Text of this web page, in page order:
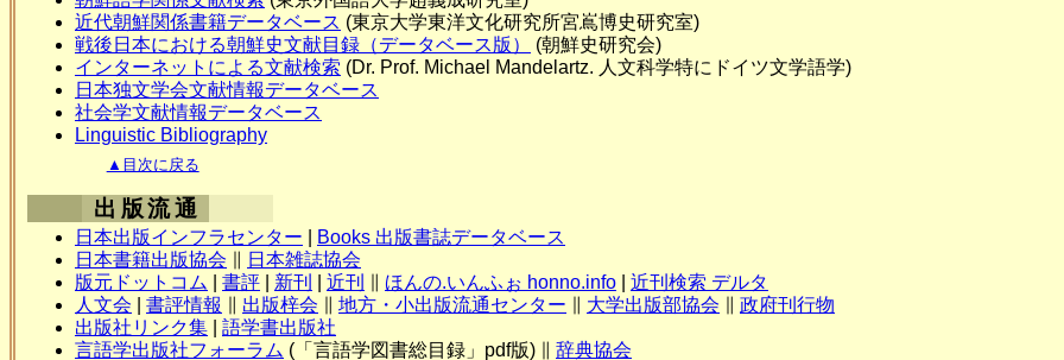
近代朝鮮関係書籍データベース (東京大学東洋文化研究所宮嶌博史研究室)
戦後日本における朝鮮史文献目録（データベース版）
(朝鮮史研究会)
インターネットによる文献検索 (Dr. Prof. Michael Mandelartz. 人文科学特にドイツ文学語学)
日本独文学会文献情報データベース
社会学文献情報データベース
Linguistic Bibliography
▲目次に戻る
出版流通
日本出版インフラセンター
Books 出版書誌データベース
日本書籍出版協会
日本雑誌協会
版元ドットコム
書評 新刊 近刊 ほんの.いんふぉ honno.info
近刊検索 デルタ
人文会
書評情報 出版梓会 地方・小出版流通センター 大学出版部協会
政府刊行物
出版社リンク集
語学書出版社
言語学出版社フォーラム (「言語学図書総目録」pdf版) ∥ 辞典協会